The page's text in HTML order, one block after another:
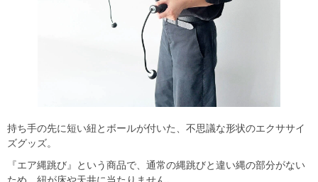
持ち手の先に短い紐とボールが付いた、不思議な形状のエクササイ
ズグッズ。
『エア縄跳び』という商品で、通常の縄跳びと違い縄の部分がない
ため、紐が床や天井に当たりません。